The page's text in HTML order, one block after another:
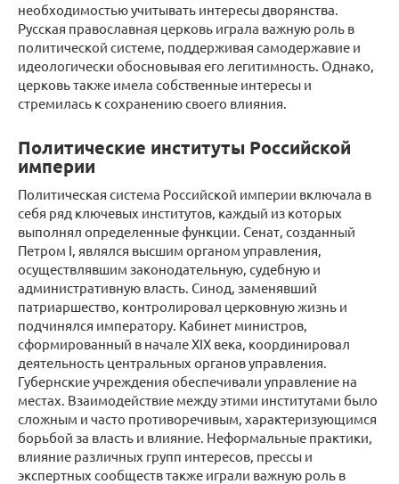
необходимостью учитывать интересы дворянства.
Русская православная церковь играла важную роль в
политической системе, поддерживая самодержавие и
идеологически обосновывая его легитимность. Однако,
церковь также имела собственные интересы и
стремилась к сохранению своего влияния.
Политические институты Российской
империи
Политическая система Российской империи включала в
себя ряд ключевых институтов, каждый из которых
выполнял определенные функции. Сенат, созданный
Петром I, являлся высшим органом управления,
осуществлявшим законодательную, судебную и
административную власть. Синод, заменявший
патриаршество, контролировал церковную жизнь и
подчинялся императору. Кабинет министров,
сформированный в начале XIX века, координировал
деятельность центральных органов управления.
Губернские учреждения обеспечивали управление на
местах. Взаимодействие между этими институтами было
сложным и часто противоречивым, характеризующимся
борьбой за власть и влияние. Неформальные практики,
влияние различных групп интересов, прессы и
экспертных сообществ также играли важную роль в